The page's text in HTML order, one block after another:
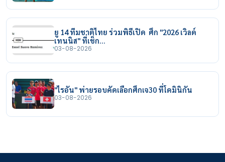
ยู 14 ทีมชาติไทย ร่วมพิธีเปิด ศึก "2026 เวิลด์
เทนนิส" ที่เช็ก…
03-08-2026
"ไรอัน" พ่ายรอบคัดเลือกศึกเจ30 ที่โดมินิกัน
03-08-2026